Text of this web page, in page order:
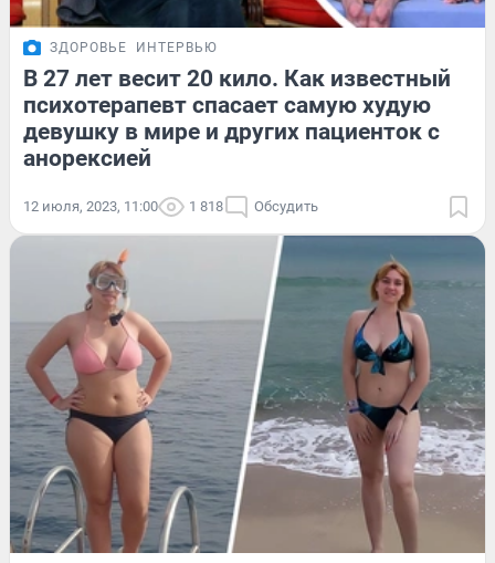
ЗДОРОВЬЕ ИНТЕРВЬЮ
В 27 лет весит 20 кило. Как известный
психотерапевт спасает самую худую
девушку в мире и других пациенток с
анорексией
12 июля, 2023, 11:00 1 818 Обсудить